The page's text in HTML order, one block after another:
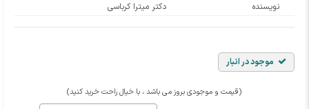
نویسنده
دکتر میترا کرباسی
موجود در انبار
(قیمت و موجودی بروز می باشد ، با خیال راحت خرید کنید)